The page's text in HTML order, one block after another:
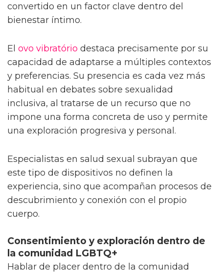
convertido en un factor clave dentro del
bienestar íntimo.
El ovo vibratório destaca precisamente por su
capacidad de adaptarse a múltiples contextos
y preferencias. Su presencia es cada vez más
habitual en debates sobre sexualidad
inclusiva, al tratarse de un recurso que no
impone una forma concreta de uso y permite
una exploración progresiva y personal.
Especialistas en salud sexual subrayan que
este tipo de dispositivos no definen la
experiencia, sino que acompañan procesos de
descubrimiento y conexión con el propio
cuerpo.
Consentimiento y exploración dentro de
la comunidad LGBTQ+
Hablar de placer dentro de la comunidad